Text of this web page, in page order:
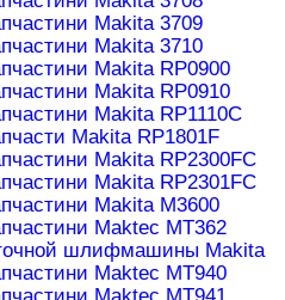
Makita 3709
Makita 3710
Makita RP0900
Makita RP0910
Makita RP1110C
Makita RP1801F
Makita RP2300FC
Makita RP2301FC
Makita M3600
Maktec MT362
шлифмашины Makita
Maktec MT940